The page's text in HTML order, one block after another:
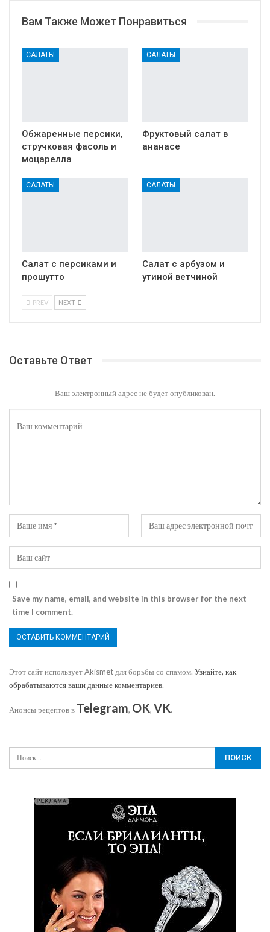
Вам Также Может Понравиться
САЛАТЫ
Обжаренные персики,
стручковая фасоль и
моцарелла
САЛАТЫ
Фруктовый салат в
ананасе
САЛАТЫ
Салат с персиками и
прошутто
САЛАТЫ
Салат с арбузом и
утиной ветчиной
PREV NEXT
Оставьте Ответ
Ваш электронный адрес не будет опубликован.
Save my name, email, and website in this browser for the next
time I comment.
Этот сайт использует Akismet для борьбы со спамом. Узнайте, как
обрабатываются ваши данные комментариев.
Анонсы рецептов в Telegram, OK, VK.